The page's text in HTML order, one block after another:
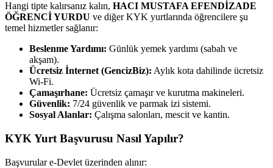
Hangi tipte kalırsanız kalın, HACI MUSTAFA EFENDİZADE
ÖĞRENCİ YURDU ve diğer KYK yurtlarında öğrencilere şu
temel hizmetler sağlanır:
Beslenme Yardımı: Günlük yemek yardımı (sabah ve
akşam).
Ücretsiz İnternet (GencizBiz): Aylık kota dahilinde ücretsiz
Wi-Fi.
Çamaşırhane: Ücretsiz çamaşır ve kurutma makineleri.
Güvenlik: 7/24 güvenlik ve parmak izi sistemi.
Sosyal Alanlar: Çalışma salonları, mescit ve kantin.
KYK Yurt Başvurusu Nasıl Yapılır?
Başvurular e-Devlet üzerinden alınır: